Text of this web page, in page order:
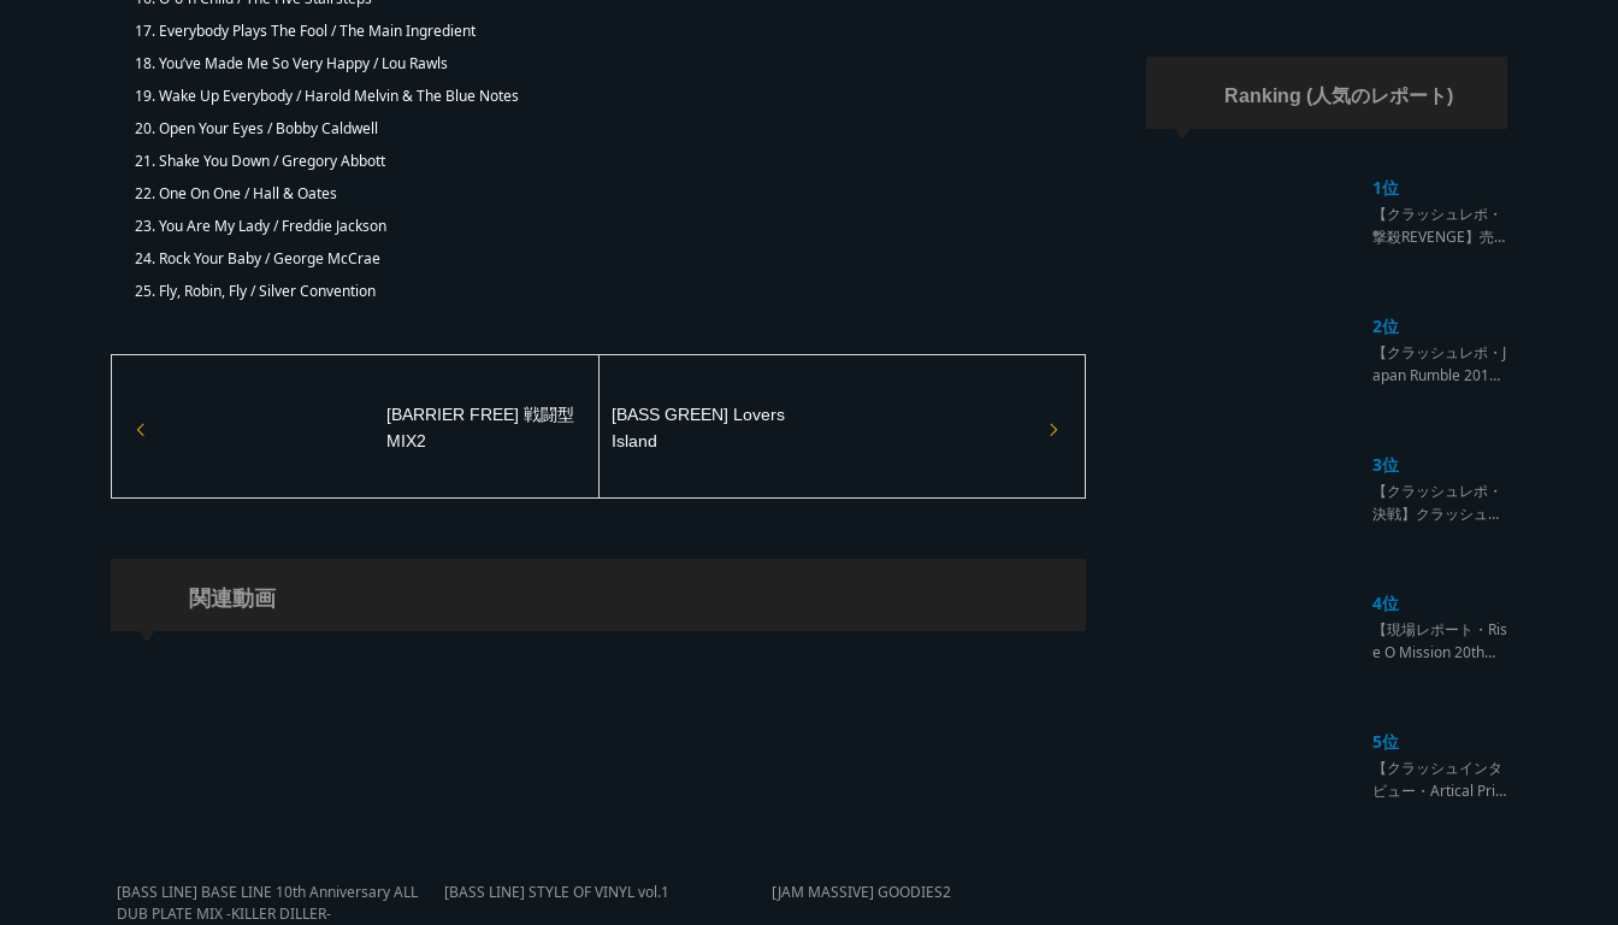
17. Everybody Plays The Fool / The Main Ingredient
18. You’ve Made Me So Very Happy / Lou Rawls
19. Wake Up Everybody / Harold Melvin & The Blue Notes
20. Open Your Eyes / Bobby Caldwell
21. Shake You Down / Gregory Abbott
22. One On One / Hall & Oates
23. You Are My Lady / Freddie Jackson
24. Rock Your Baby / George McCrae
25. Fly, Robin, Fly / Silver Convention
[BARRIER FREE] 戦闘型
MIX2
[BASS GREEN] Lovers
Island
関連動画
[BASS LINE] BASE LINE 10th Anniversary ALL
DUB PLATE MIX -KILLER DILLER-
[BASS LINE] STYLE OF VINYL vol.1 [JAM MASSIVE] GOODIES2
Ranking (人気のレポート)
1位
【クラッシュレポ・
撃殺REVENGE】売
【Yard Beat vs Like
A Stream レゲエサ
ウンド クラッシュレ
2位
【クラッシュレポ・J
apan Rumble 201
ASH【レゲエサウン
ド クラッシュレポー
ト】
3位
【クラッシュレポ・
決戦】クラッシュ戦
Down レゲエサウン
ド クラッシュレポー
ト】
4位
【現場レポート・Ris
e O Mission 20th】
ッション】
5位
【クラッシュインタ
ビュー・Artical Prid